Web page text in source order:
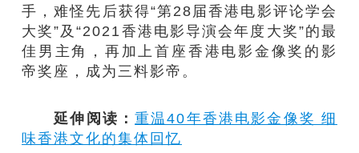
手，难怪先后获得“第28届香港电影评论学会
大奖”及“2021香港电影导演会年度大奖”的最
佳男主角，再加上首座香港电影金像奖的影
帝奖座，成为三料影帝。
延伸阅读：重温40年香港电影金像奖 细
味香港文化的集体回忆